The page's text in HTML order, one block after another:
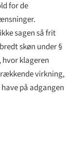
for de
sagen så frit
skøn under §
klageren
virkning,
på adgangen